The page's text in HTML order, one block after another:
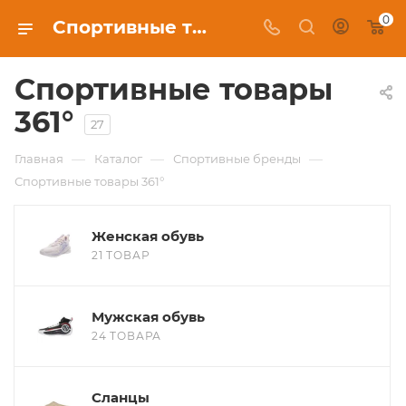
Спортивные товары 361° в Москве, купить в интернет-магазине c бесплатной доставкой 0
Спортивные товары
361°
27
Главная — Каталог — Спортивные бренды —
Спортивные товары 361°
Женская обувь
21 ТОВАР
Мужская обувь
24 ТОВАРА
Сланцы